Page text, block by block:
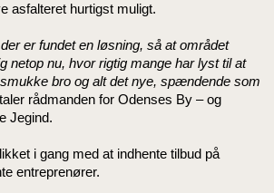
asfalteret hurtigst muligt.
er fundet en løsning, så at området
netop nu, hvor rigtig mange har lyst til at
bro og alt det nye, spændende som
rådmanden for Odenses By – og
Jegind.
i gang med at indhente tilbud på
entreprenører.